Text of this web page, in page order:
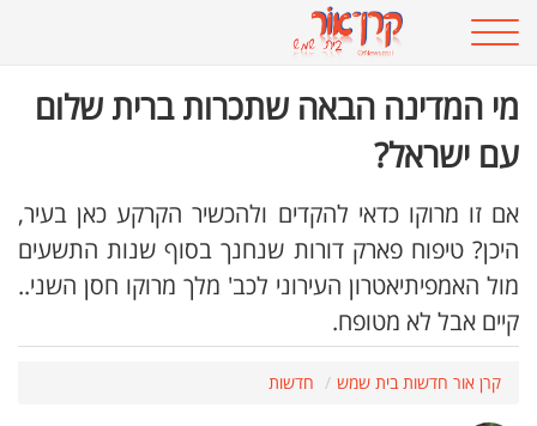
מי המדינה הבאה שתכרות ברית שלום
עם ישראל?
אם זו מרוקו כדאי להקדים ולהכשיר הקרקע כאן בעיר,
היכן? טיפוח פארק דורות שנחנך בסוף שנות התשעים
מול האמפיתיאטרון העירוני לכב' מלך מרוקו חסן השני..
קיים אבל לא מטופח.
קרן אור חדשות בית שמש חדשות